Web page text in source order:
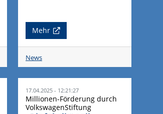
Mehr
News
17.04.2025 - 12:21:27
Millionen-Förderung durch
VolkswagenStiftung